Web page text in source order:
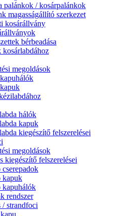
palánkok / kosárpalánkok
magasságállító szerkezet
kosárállvány
bérbeadása
megoldások
hálók
kapuk
kiegészítő felszerelései
megoldások
kiegészítő felszerelései
kapuk
kapuhálók
rendszer
/ strandfoci